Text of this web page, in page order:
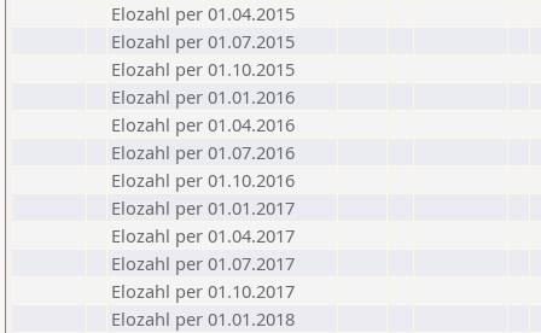
Elozahl per 01.04.2015
Elozahl per 01.07.2015
Elozahl per 01.10.2015
Elozahl per 01.01.2016
Elozahl per 01.04.2016
Elozahl per 01.07.2016
Elozahl per 01.10.2016
Elozahl per 01.01.2017
Elozahl per 01.04.2017
Elozahl per 01.07.2017
Elozahl per 01.10.2017
Elozahl per 01.01.2018